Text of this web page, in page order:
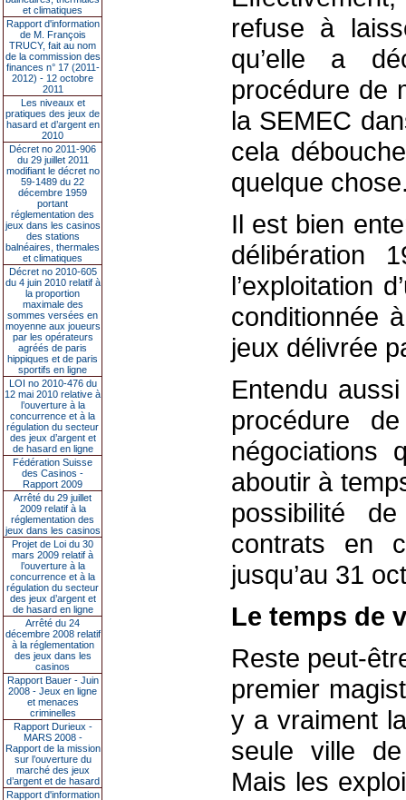
et climatiques
Rapport d'information
de M. François
TRUCY, fait au nom
de la commission des
finances n° 17 (2011-
2012) - 12 octobre
2011
Les niveaux et
pratiques des jeux de
hasard et d’argent en
2010
Décret no 2011-906
du 29 juillet 2011
modifiant le décret no
59-1489 du 22
décembre 1959
portant
réglementation des
jeux dans les casinos
des stations
balnéaires, thermales
et climatiques
Décret no 2010-605
du 4 juin 2010 relatif à
la proportion
maximale des
sommes versées en
moyenne aux joueurs
par les opérateurs
agréés de paris
hippiques et de paris
sportifs en ligne
LOI no 2010-476 du
12 mai 2010 relative à
l’ouverture à la
concurrence et à la
régulation du secteur
des jeux d’argent et
de hasard en ligne
Fédération Suisse
des Casinos -
Rapport 2009
Arrêté du 29 juillet
2009 relatif à la
réglementation des
jeux dans les casinos
Projet de Loi du 30
mars 2009 relatif à
l’ouverture à la
concurrence et à la
régulation du secteur
des jeux d’argent et
de hasard en ligne
Arrêté du 24
décembre 2008 relatif
à la réglementation
des jeux dans les
casinos
Rapport Bauer - Juin
2008 - Jeux en ligne
et menaces
criminelles
Rapport Durieux -
MARS 2008 -
Rapport de la mission
sur l’ouverture du
marché des jeux
d’argent et de hasard
Rapport d'information
refuse à
qu’elle a
procédure de
la SEMEC
cela
quelque
Il est bien
délibération
l’exploitation
conditionnée
jeux délivrée
Entendu
procédure
négociations
aboutir à
possibilité
contrats en
jusqu’au 31
Le temps de
Reste peut-
premier
y a vraiment
seule ville
Mais les